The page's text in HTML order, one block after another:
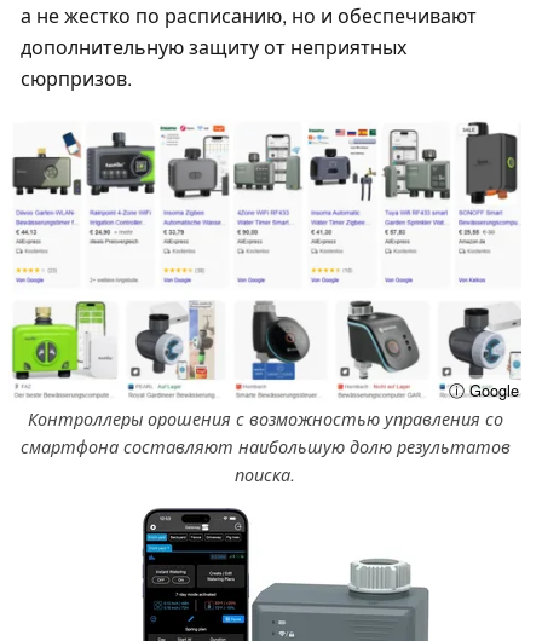
а не жестко по расписанию, но и обеспечивают
дополнительную защиту от неприятных
сюрпризов.
ⓘ Google
Контроллеры орошения с возможностью управления со
смартфона составляют наибольшую долю результатов
поиска.